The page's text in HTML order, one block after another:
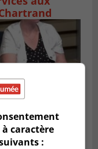
caractère
: